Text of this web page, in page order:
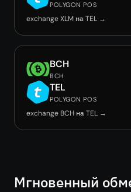
POLYGON POS
exchange XLM на TEL →
BCH
BCH
TEL
POLYGON POS
exchange BCH на TEL →
Мгновенный